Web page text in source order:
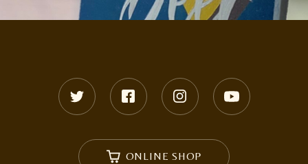
ONLINE SHOP